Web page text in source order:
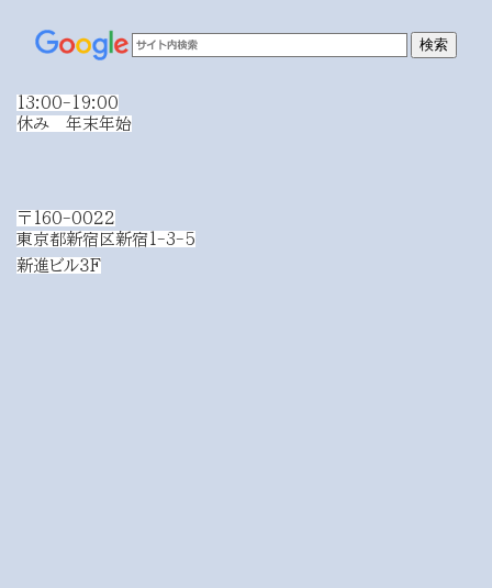
13:00-19:00
休み 年末年始
〒160-0022
東京都新宿区新宿1-3-5
新進ビル３F